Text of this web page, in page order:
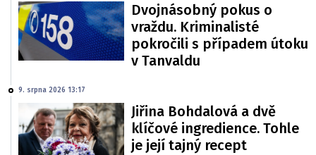
Dvojnásobný pokus o
vraždu. Kriminalisté
pokročili s případem útoku
v Tanvaldu
9. srpna 2026 13:17
Jiřina Bohdalová a dvě
klíčové ingredience. Tohle
je její tajný recept